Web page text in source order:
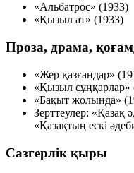
«Альбатрос» (1933)
«Қызыл ат» (1933)
Проза, драма,
«Жер қазғандар»
«Қызыл сұңқарлар»
«Бақыт жолында»
Зерттеулер: «Қазақ
«Қазақтың ескі
Сазгерлік қыры